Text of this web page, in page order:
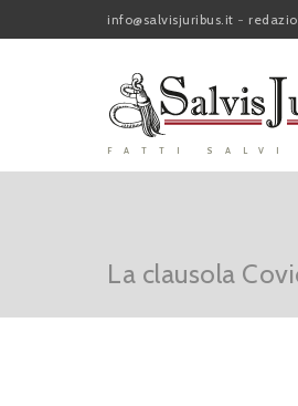
info@salvisjuribus.it -
FATTI
La clausola